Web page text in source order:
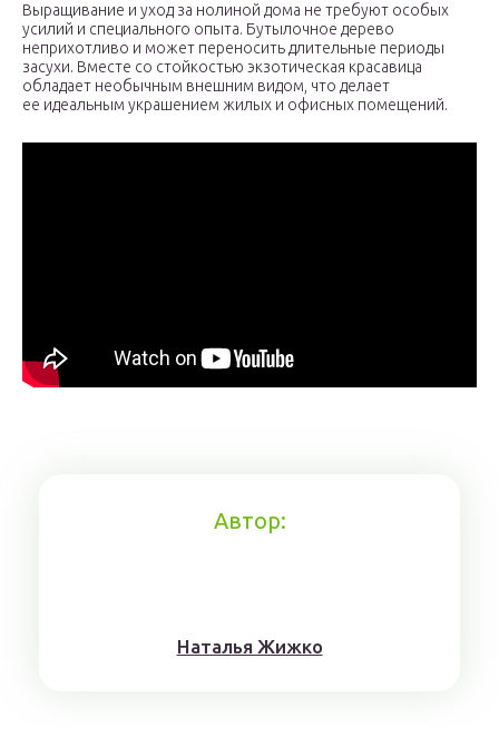
Выращивание и уход за нолиной дома не требуют особых
усилий и специального опыта. Бутылочное дерево
неприхотливо и может переносить длительные периоды
засухи. Вместе со стойкостью экзотическая красавица
обладает необычным внешним видом, что делает
ее идеальным украшением жилых и офисных помещений.
Автор:
Нaтaлья Жижкo